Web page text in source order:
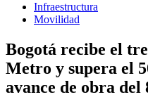
Infraestructura
Movilidad
Bogotá recibe el
Metro y supera el
avance de obra del